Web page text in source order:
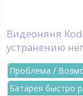
Видеоняня Kodak Cherish C525: руководство по
устранению
Проблема /
Батарея быстро